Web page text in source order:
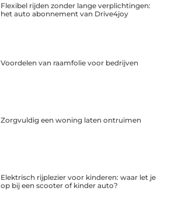
Flexibel rijden zonder lange verplichtingen:
het auto abonnement van Drive4joy
Voordelen van raamfolie voor bedrijven
Zorgvuldig een woning laten ontruimen
Elektrisch rijplezier voor kinderen: waar let je
op bij een scooter of kinder auto?